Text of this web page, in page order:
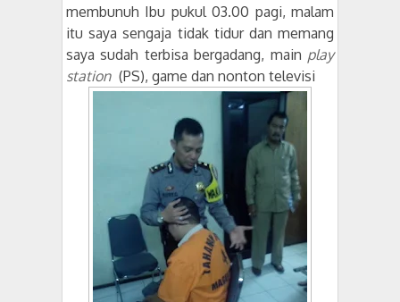
membunuh Ibu pukul 03.00 pagi, malam
itu saya sengaja tidak tidur dan memang
saya sudah terbisa bergadang, main play
station (PS), game dan nonton televisi